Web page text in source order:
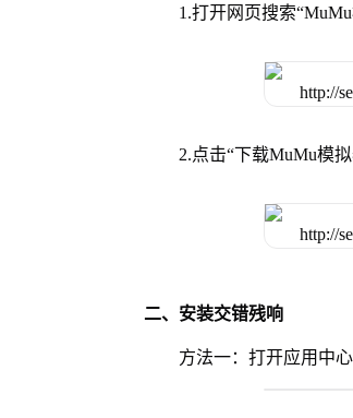
1.打开网页搜索
2.点击“下载MuMu模拟
二、安装交错残响
方法一：打开应用中